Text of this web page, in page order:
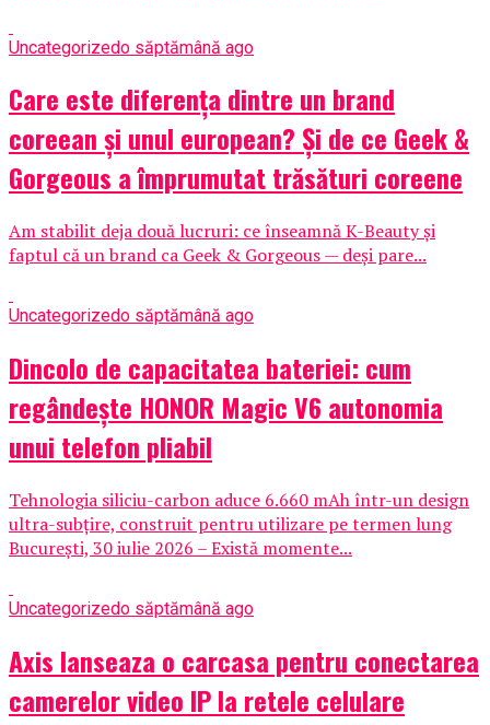
Uncategorizedo săptămână ago
Care este diferența dintre un brand
coreean și unul european? Și de ce Geek &
Gorgeous a împrumutat trăsături coreene
Am stabilit deja două lucruri: ce înseamnă K-Beauty și
faptul că un brand ca Geek & Gorgeous — deși pare...
Uncategorizedo săptămână ago
Dincolo de capacitatea bateriei: cum
regândește HONOR Magic V6 autonomia
unui telefon pliabil
Tehnologia siliciu-carbon aduce 6.660 mAh într-un design
ultra-subțire, construit pentru utilizare pe termen lung
București, 30 iulie 2026 – Există momente...
Uncategorizedo săptămână ago
Axis lanseaza o carcasa pentru conectarea
camerelor video IP la retele celulare